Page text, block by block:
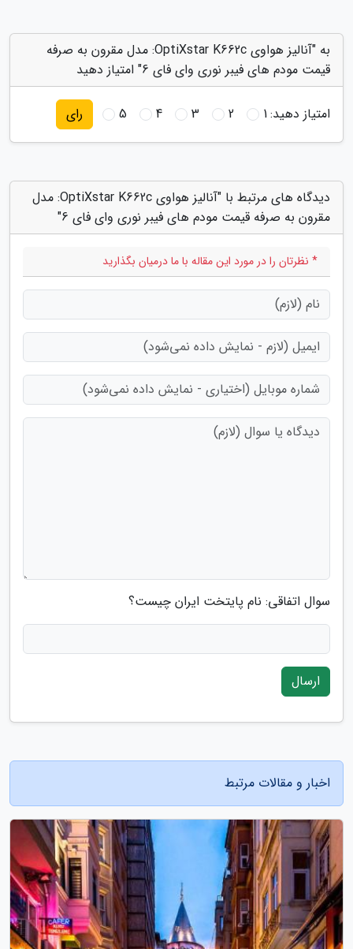
به "آنالیز هواوی OptiXstar K662c: مدل مقرون به صرفه
قیمت مودم های فیبر نوری وای فای 6" امتیاز دهید
امتیاز دهید:1
2
3
4
5 رای
دیدگاه های مرتبط با "آنالیز هواوی OptiXstar K662c: مدل
مقرون به صرفه قیمت مودم های فیبر نوری وای فای 6"
* نظرتان را در مورد این مقاله با ما درمیان بگذارید
سوال اتفاقی: نام پایتخت ایران چیست؟
ارسال
اخبار و مقالات مرتبط